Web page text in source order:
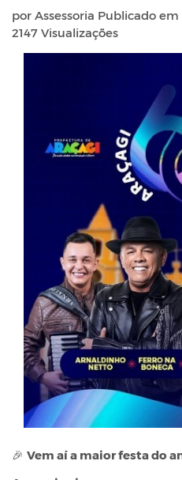
por Assessoria Publicado em
2147 Visualizações
🎉 Vem aí a maior festa do